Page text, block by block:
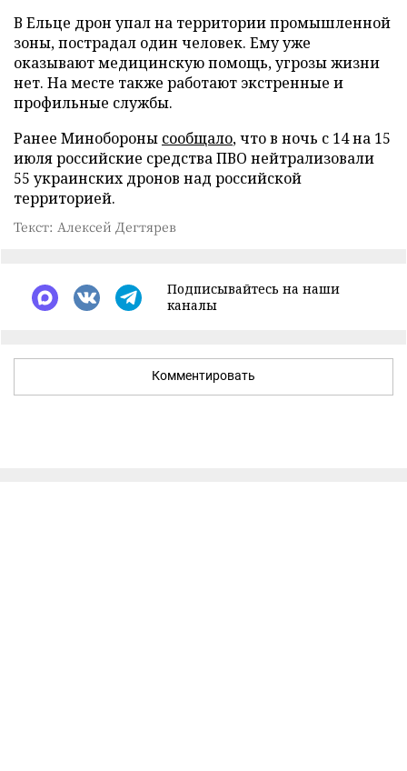
В Ельце дрон упал на территории промышленной
зоны, пострадал один человек. Ему уже
оказывают медицинскую помощь, угрозы жизни
нет. На месте также работают экстренные и
профильные службы.
Ранее Минобороны сообщало, что в ночь с 14 на 15
июля российские средства ПВО нейтрализовали
55 украинских дронов над российской
территорией.
Текст: Алексей Дегтярев
Подписывайтесь на наши
каналы
Комментировать